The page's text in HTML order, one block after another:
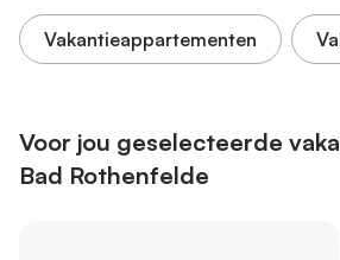
Vakantieappartementen
Voor jou geselecteerde
Bad Rothenfelde